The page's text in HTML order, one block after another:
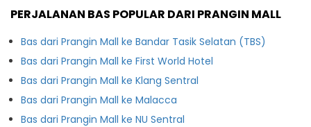
PERJALANAN BAS POPULAR DARI PRANGIN MALL
Bas dari Prangin Mall ke Bandar Tasik Selatan (TBS)
Bas dari Prangin Mall ke First World Hotel
Bas dari Prangin Mall ke Klang Sentral
Bas dari Prangin Mall ke Malacca
Bas dari Prangin Mall ke NU Sentral